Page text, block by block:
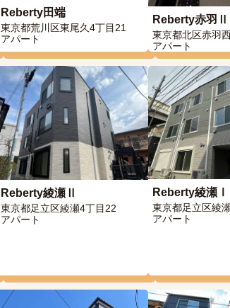
Reberty田端
東京都荒川区東尾久4丁目21
アパート
Reberty赤羽Ⅱ
東京都北区赤羽
アパート
Reberty綾瀬Ⅱ
東京都足立区綾瀬4丁目22
アパート
Reberty綾瀬Ⅰ
東京都足立区綾
アパート